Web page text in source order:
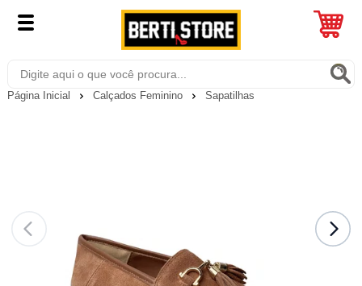
Página Inicial Calçados Feminino Sapatilhas